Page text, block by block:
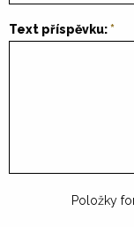
Text příspěvku:
Položky